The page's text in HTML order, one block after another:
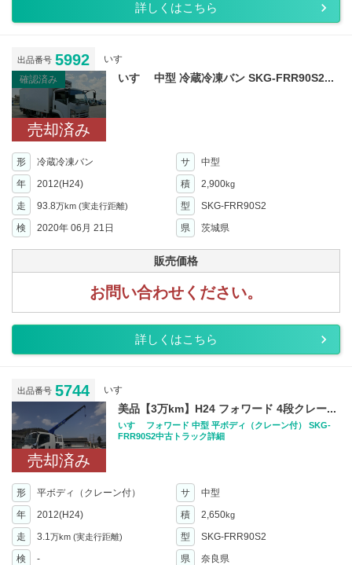
詳しくはこちら
出品番号 5992
いすゞ
確認済み
売却済み
いすゞ 中型 冷蔵冷凍バン SKG-FRR90S2...
形 冷蔵冷凍バン サ
中型
年
2012(H24) 積 2,900kg
走 93.8万km (実走行距離) 型
SKG-FRR90S2
検
2020年 06月 21日 県 茨城県
販売価格
お問い合わせください。
詳しくはこちら
出品番号 5744 いすゞ
売却済み
美品【3万km】H24 フォワード 4段クレー...
いすゞ フォワード 中型 平ボディ（クレーン付） SKG-
FRR90S2中古トラック詳細
形 平ボディ（クレーン付） サ
中型
年
2012(H24) 積 2,650kg
走 3.1 万km (実走行距離) 型
SKG-FRR90S2
検
- 県 奈良県